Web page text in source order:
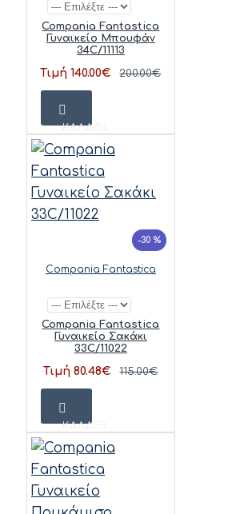
Compania Fantastica
Γυναικείο Μπουφάν
34C/11113
Τιμή 140.00€ 200.00€
ΚΑΛΆΘΙ
-30 %
Compania Fantastica
Compania Fantastica
Γυναικείο Σακάκι
33C/11022
Τιμή 80.48€ 115.00€
ΚΑΛΆΘΙ